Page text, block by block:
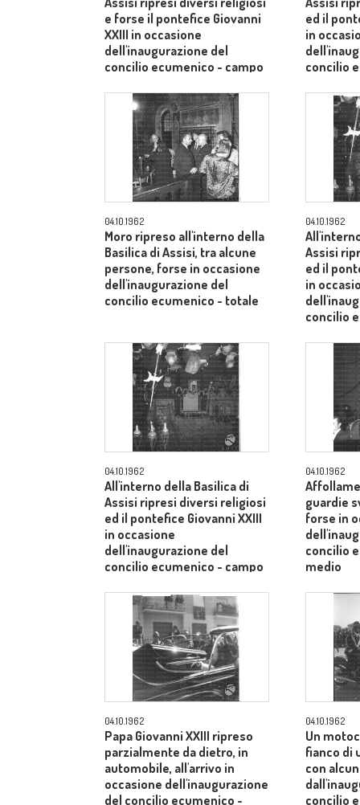
e forse il pontefice Giovanni
XXIII in occasione
dell'inaugurazione del
concilio ecumenico - campo
ed il
in
concilio
04.10.1962
Moro ripreso all'interno della
Basilica di Assisi, tra alcune
persone, forse in occasione
dell'inaugurazione del
concilio ecumenico - totale
04.10.1962
Assisi
ed il
in
concilio
04.10.1962
All'interno della Basilica di
Assisi ripresi diversi religiosi
ed il pontefice Giovanni XXIII
in occasione
dell'inaugurazione del
concilio ecumenico - campo
04.10.1962
guardie
forse in
concilio
medio
04.10.1962
Papa Giovanni XXIII ripreso
parzialmente da dietro, in
automobile, all'arrivo in
occasione dell'inaugurazione
del concilio ecumenico -
04.10.1962
Un
fianco di
con
concilio